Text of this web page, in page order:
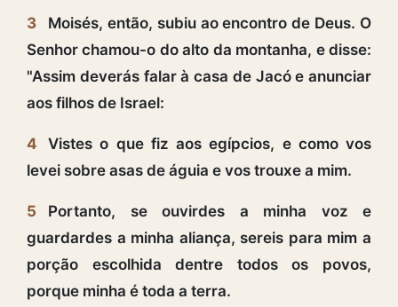
3
Moisés, então, subiu ao encontro de Deus. O
Senhor chamou-o do alto da montanha, e disse:
"Assim deverás falar à casa de Jacó e anunciar
aos filhos de Israel:
4
Vistes o que fiz aos egípcios, e como vos
levei sobre asas de águia e vos trouxe a mim.
5
Portanto, se ouvirdes a minha voz e
guardardes a minha aliança, sereis para mim a
porção escolhida dentre todos os povos,
porque minha é toda a terra.